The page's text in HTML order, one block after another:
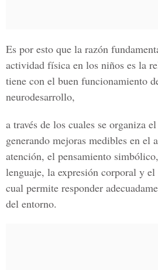
Es por esto que la razón
actividad física en los niños es la
tiene con el buen funcionamiento
neurodesarrollo,
a través de los cuales se organiza
generando mejoras medibles en el
atención, el pensamiento
lenguaje, la expresión corporal y
cual permite responder
del entorno.